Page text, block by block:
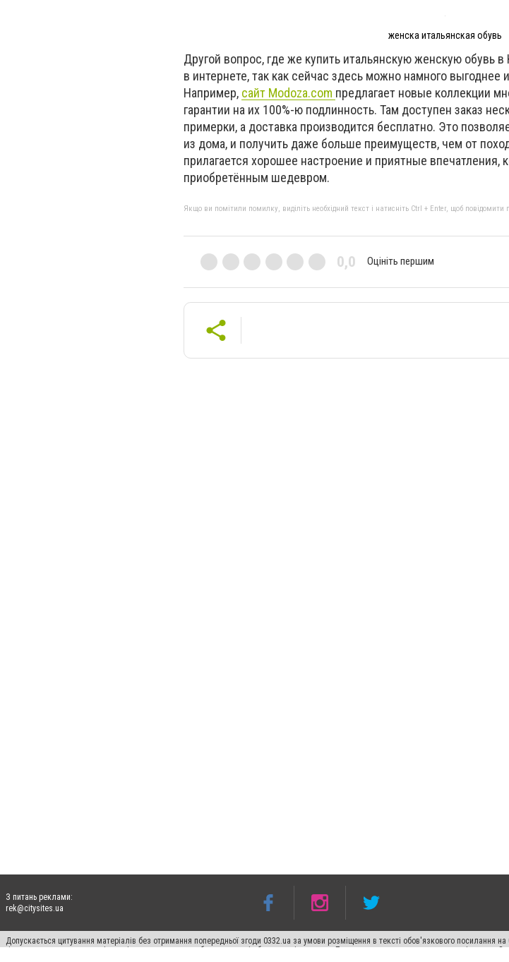
женска итальянская обувь
Другой вопрос, где же купить итальянскую женскую обувь
в интернете, так как сейчас здесь можно намного выгоднее
Например, сайт Modoza.com предлагает новые коллекции
гарантии на их 100%-ю подлинность. Там доступен заказ
примерки, а доставка производится бесплатно. Это
из дома, и получить даже больше преимуществ, чем от
прилагается хорошее настроение и приятные впечатления,
приобретённым шедевром.
Якщо ви помітили помилку, виділіть необхідний текст і натисніть Ctrl + Enter, щоб повідомити
0,0 Оцініть першим
З питань реклами:
rek@citysites.ua
Допускається цитування матеріалів без отримання попередньої згоди 0332.ua за умови розміщення в тексті обов'язкового
гіперпосилання на цитовані статті не нижче другого абзацу в тексті або в якості джерела. Порушення виняткових прав переслідується